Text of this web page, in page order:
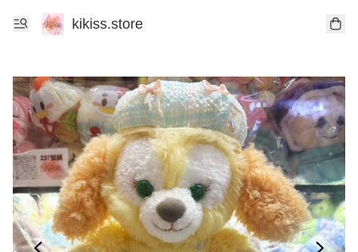
kikiss.store